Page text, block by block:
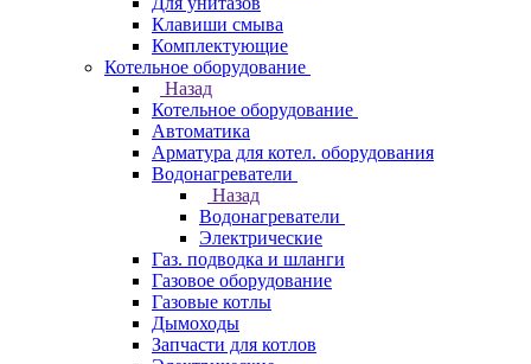
Клавиши смыва
Комплектующие
Котельное оборудование
Назад
Котельное оборудование
Автоматика
Арматура для котел. оборудования
Водонагреватели
Назад
Водонагреватели
Электрические
Газ. подводка и шланги
Газовое оборудование
Газовые котлы
Дымоходы
Запчасти для котлов